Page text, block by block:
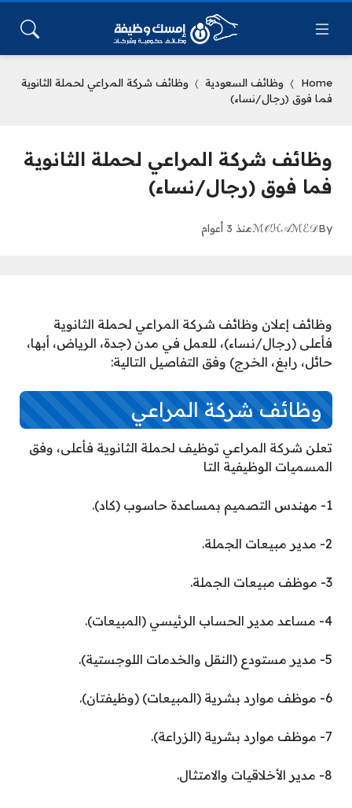
Home وظائف السعودية
وظائف شركة المراعي لحملة الثانوية
فما فوق (رجال/نساء)
وظائف شركة المراعي لحملة الثانوية
فما فوق (رجال/نساء)
By
ℳ𝒪ℋ𝒜ℳℰ𝒟منذ 3 أعوام
وظائف إعلان وظائف شركة المراعي لحملة الثانوية
فأعلى (رجال/نساء)، للعمل في مدن (جدة، الرياض، أبها،
حائل، رابغ، الخرج) وفق التفاصيل التالية:
وظائف شركة المراعي
تعلن شركة المراعي توظيف لحملة الثانوية فأعلى، وفق
المسميات الوظيفية التا
1- مهندس التصميم بمساعدة حاسوب (كاد).
2- مدير مبيعات الجملة.
3- موظف مبيعات الجملة.
4- مساعد مدير الحساب الرئيسي (المبيعات).
5- مدير مستودع (النقل والخدمات اللوجستية).
6- موظف موارد بشرية (المبيعات) (وظيفتان).
7- موظف موارد بشرية (الزراعة).
8- مدير الأخلاقيات والامتثال.